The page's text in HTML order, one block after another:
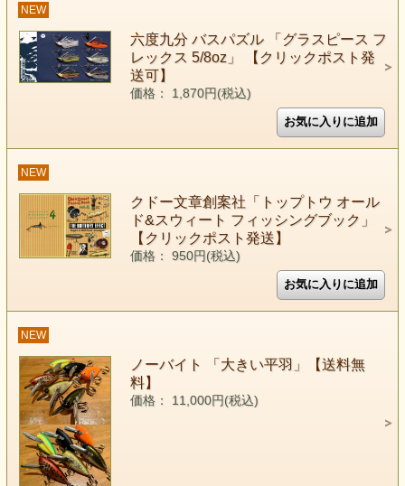
NEW
六度九分 バスパズル 「グラスピース フ
レックス 5/8oz」 【クリックポスト発
送可】
価格： 1,870円(税込)
NEW
クドー文章創案社「トップトウ オール
ド&スウィート フィッシングブック」
【クリックポスト発送】
価格： 950円(税込)
NEW
ノーバイト 「大きい平羽」【送料無
料】
価格： 11,000円(税込)